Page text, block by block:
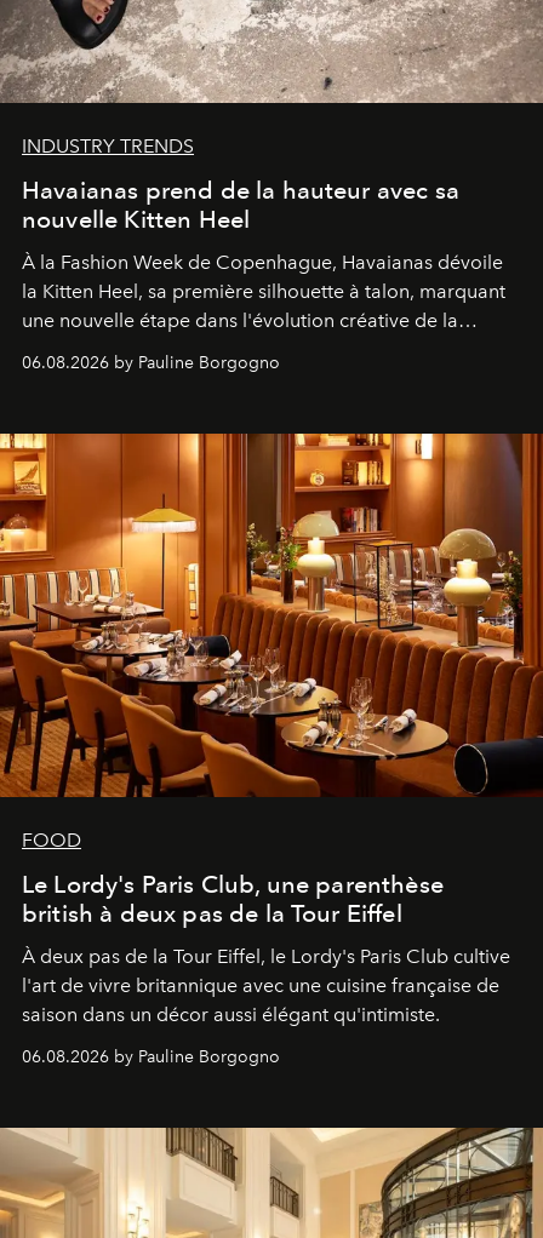
INDUSTRY TRENDS
Havaianas prend de la hauteur avec sa
nouvelle Kitten Heel
À la Fashion Week de Copenhague, Havaianas dévoile
la Kitten Heel, sa première silhouette à talon, marquant
une nouvelle étape dans l'évolution créative de la
06.08.2026 by Pauline Borgogno
FOOD
Le Lordy's Paris Club, une parenthèse
british à deux pas de la Tour Eiffel
À deux pas de la Tour Eiffel, le Lordy's Paris Club cultive
l'art de vivre britannique avec une cuisine française de
saison dans un décor aussi élégant qu'intimiste.
06.08.2026 by Pauline Borgogno